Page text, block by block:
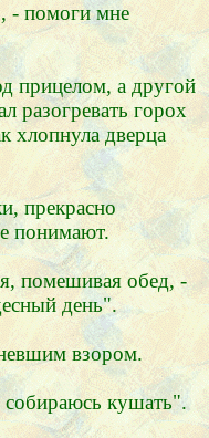
- помоги мне
прицелом, а другой
разогревать горох
хлопнула дверца
прекрасно
понимают.
помешивая обед, -
день".
взором.
кушать".